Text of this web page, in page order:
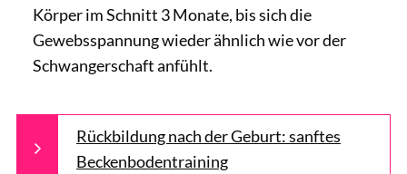
Körper im Schnitt 3 Monate, bis sich die
Gewebsspannung wieder ähnlich wie vor der
Schwangerschaft anfühlt.
Rückbildung nach der Geburt: sanftes
Beckenbodentraining